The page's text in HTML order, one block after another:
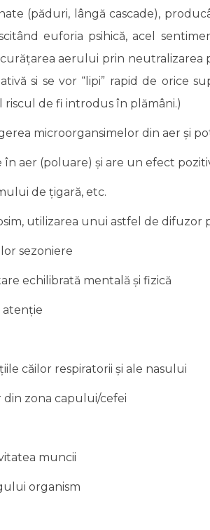
(păduri, lângă cascade),
euforia psihică, acel
aerului prin
si se vor “lipi” rapid de orice
de fi introdus în plămâni.)
microorgansimelor din aer și
aer (poluare) și are un efect
de țigară, etc.
utilizarea unui astfel de difuzor
sezoniere
echilibrată mentală și fizică
atenție
căilor respiratorii și ale nasului
zona capului/cefei
muncii
organism